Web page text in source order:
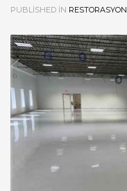
PUBLISHED IN RESTORASYON